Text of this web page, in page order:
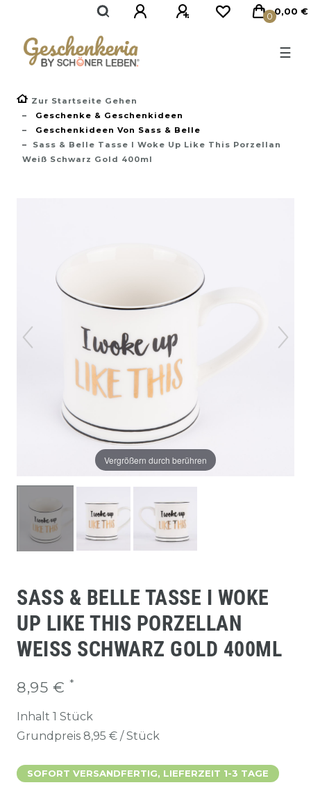
0 0,00 €
☰
Zur Startseite Gehen
Geschenke & Geschenkideen
Geschenkideen Von Sass & Belle
Sass & Belle Tasse I Woke Up Like This Porzellan
Weiß Schwarz Gold 400ml
Vergrößern durch berühren
SASS & BELLE TASSE I WOKE
UP LIKE THIS PORZELLAN
WEISS SCHWARZ GOLD 400ML
8,95 € *
Inhalt 1 Stück
Grundpreis 8,95 € / Stück
SOFORT VERSANDFERTIG, LIEFERZEIT 1-3 TAGE